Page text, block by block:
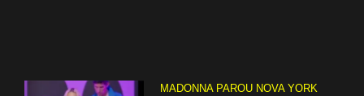
MADONNA PAROU NOVA YORK